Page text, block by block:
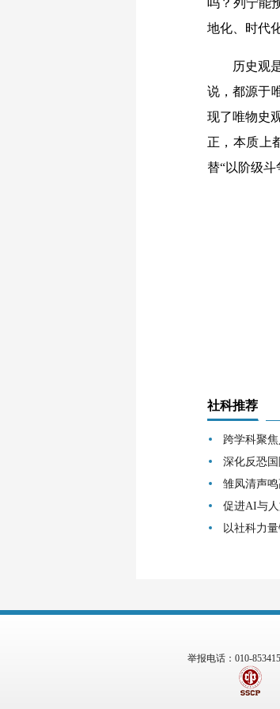
吗？列宁能
地化、时代
历史观是
说，都源于
现了唯物史
正，本质上
替“以阶级斗
社科推荐
跨学科聚
深化反恐
雏凤清声
促进AI与
以社科力
举报电话：010-